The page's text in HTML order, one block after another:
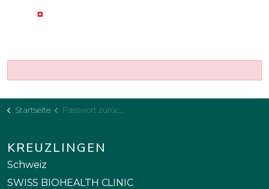
Startseite Passwort zurücksetzen
KREUZLINGEN
Schweiz
SWISS BIOHEALTH CLINIC